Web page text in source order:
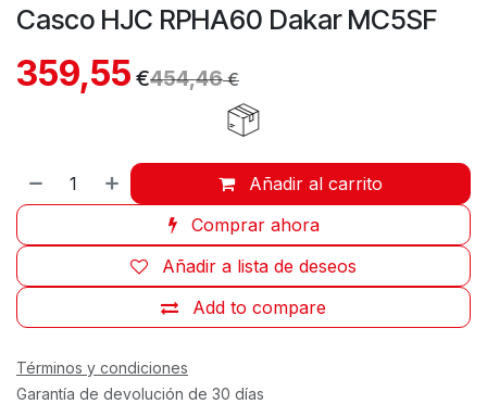
Casco HJC RPHA60 Dakar MC5SF
359,55 €454,46€
Añadir al carrito
Comprar ahora
Add to compare
Añadir a lista de deseos
Términos y condiciones
Garantía de devolución de 30 días